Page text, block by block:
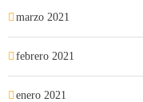
marzo 2021
febrero 2021
enero 2021